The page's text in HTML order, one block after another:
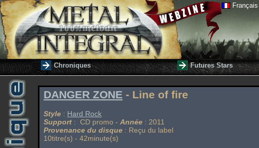
Français
Chroniques Futures Stars
DANGER ZONE - Line of fire
Style : Hard Rock
Support : CD promo - Année : 2011
Provenance du disque : Reçu du label
10titre(s) - 42minute(s)